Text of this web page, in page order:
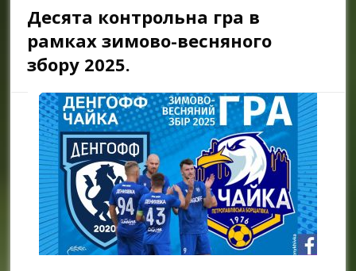
Десята контрольна гра в
рамках зимово-весняного
збору 2025.